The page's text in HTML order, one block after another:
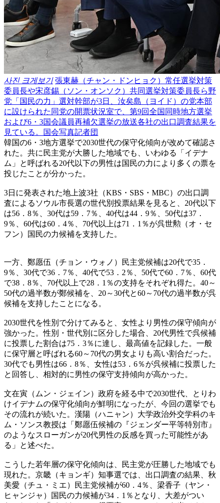
사진 크게보기 張東赫（チャン・ドンヒョク）常任選挙対策
委員長や宋彦錫（ソン・オンソク）共同選挙対策委員長ら野
党「国民の力」選対幹部が3日、汝矣島（ヨイド）の党本部
に設けられた同党の開票状況室で、第9回全国同時地方選挙
および6・3国会議員再補欠選挙の放送各社の出口調査結果を
見ている。国会写真記者団
韓国の6・3地方選挙で2030世代の保守化傾向が改めて確認さ
れた。共に民主党が大勝した地域でも、いわゆる「イデナ
ム」と呼ばれる20代以下の男性は国民の力により多くの票を
投じたことが分かった。
3日に発表された地上波3社（KBS・SBS・MBC）の出口調
査によるソウル市長選の世代別投票結果を見ると、20代以下
は56．8％、30代は59．7％、40代は44．9％、50代は37．
9％、60代は60．4％、70代以上は71．1％が呉世勲（オ・セ
フン）国民の力候補を支持した。
一方、鄭愿伍（チョン・ウォノ）民主党候補は20代で35．
9％、30代で36．7％、40代で53．2％、50代で60．7％、60代
で38．8％、70代以上で28．1％の支持をそれぞれ得た。40～
50代の過半数が鄭候補を、20～30代と60～70代の過半数が呉
候補を支持したことになる。
2030世代を性別で分けてみると、女性より男性の保守傾向が
強かった。性別・世代別に区分した場合、20代男性で呉候補
に投票した割合は75．3％に達し、最高値を記録した。一般
に保守層と呼ばれる60～70代の男女よりも高い割合だった。
30代でも男性は66．8％、女性は53．6％が呉候補に投票した
と回答し、相対的に男性の保守支持傾向が高かった。
文在寅（ムン・ジェイン）政府を経る中で2030世代、とりわ
けイデナムの保守化傾向が鮮明になったが、今回の選挙でも
その流れが続いた。漢陽（ハニャン）大学政治外交学科のキ
ム・ソンス教授は「鄭愿伍候補の『ジェンダー平等特別市』
のようなスローガンが20代男性の反感を買った可能性があ
る」と述べた。
こうした若年層の保守化傾向は、民主党が圧勝した地域でも
現れた。京畿（キョンギ）知事選では、出口調査の結果、秋
美愛（チュ・ミエ）民主党候補が60．4％、梁香子（ヤン・
ヒャンジャ）国民の力候補が34．1％となり、大差がつい